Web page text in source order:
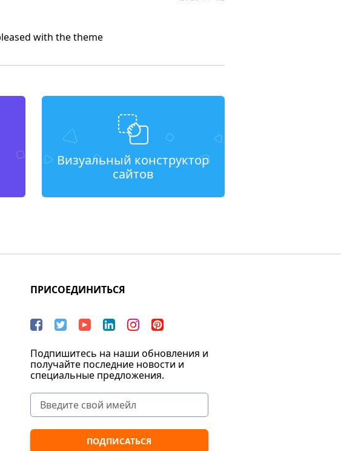
with the theme
Визуальный конструктор
сайтов
ПРИСОЕДИНИТЬСЯ
Подпишитесь на наши обновления и
получайте последние новости и
специальные предложения.